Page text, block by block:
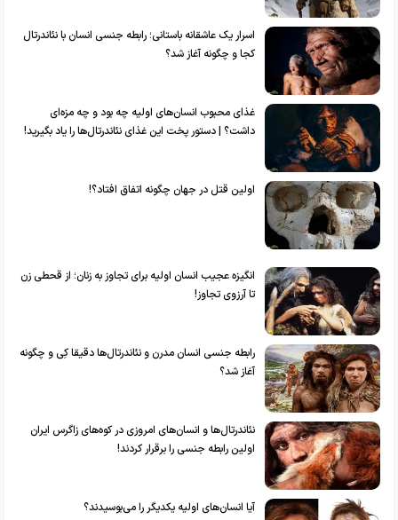
اسرار یک عاشقانه باستانی؛ رابطه جنسی انسان با نئاندرتال
کجا و چگونه آغاز شد؟
غذای محبوب انسان‌های اولیه چه بود و چه مزه‌ای
داشت؟ | دستور پخت این غذای نئاندرتال‌ها را یاد بگیرید!
اولین قتل در جهان چگونه اتفاق افتاد؟!
انگیزه عجیب انسان اولیه برای تجاوز به زنان؛ از قحطی زن
تا آرزوی تجاوز!
رابطه جنسی انسان مدرن و نئاندرتال‌ها دقیقا کِی و چگونه
آغاز شد؟
نئاندرتال‌ها و انسان‌های امروزی در کوه‌های زاگرس ایران
اولین رابطه جنسی را برقرار کردند!
آیا انسان‌های اولیه یکدیگر را می‌بوسیدند؟